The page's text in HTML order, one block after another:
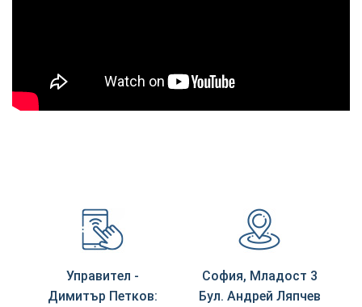
Управител -
Димитър Петков:
София, Младост 3
Бул. Андрей Ляпчев